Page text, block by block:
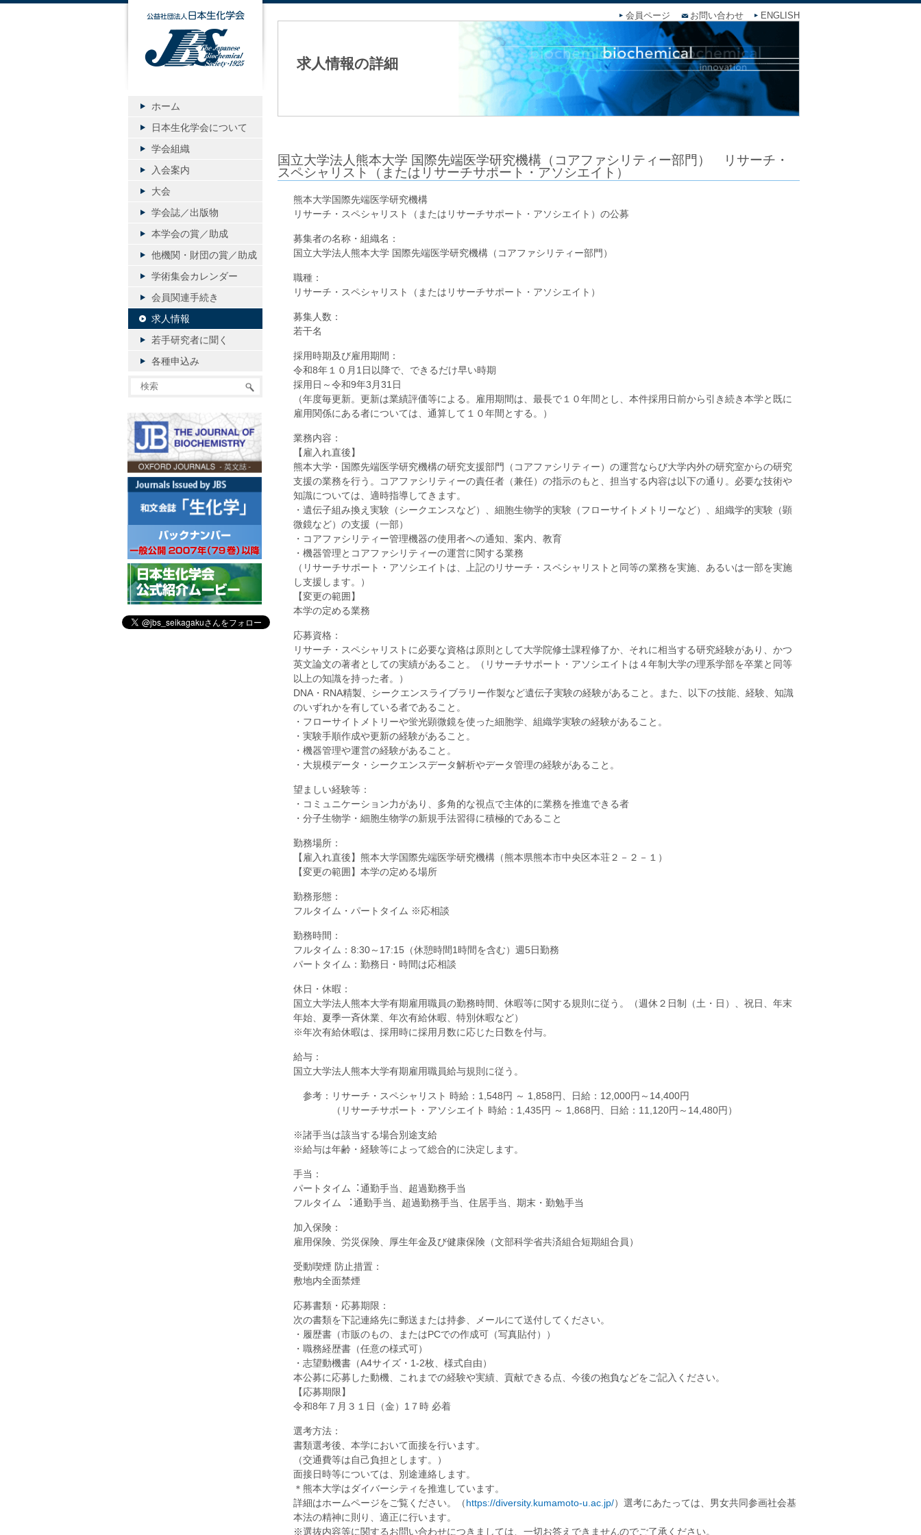
会員ページ お問い合わせ ENGLISH
求人情報の詳細
国立大学法人熊本大学 国際先端医学研究機構（コアファシリティー部門） リサーチ・
スペシャリスト（またはリサーチサポート・アソシエイト）
熊本大学国際先端医学研究機構
リサーチ・スペシャリスト（またはリサーチサポート・アソシエイト）の公募
募集者の名称・組織名：
国立大学法人熊本大学 国際先端医学研究機構（コアファシリティー部門）
職種：
リサーチ・スペシャリスト（またはリサーチサポート・アソシエイト）
募集人数：
若干名
採用時期及び雇用期間：
令和8年１０月1日以降で、できるだけ早い時期
採用日～令和9年3月31日
（年度毎更新。更新は業績評価等による。雇用期間は、最長で１０年間とし、本件採用日前から引き続き本学と既に
雇用関係にある者については、通算して１０年間とする。）
業務内容：
【雇入れ直後】
熊本大学・国際先端医学研究機構の研究支援部門（コアファシリティー）の運営ならび大学内外の研究室からの研究
支援の業務を行う。コアファシリティーの責任者（兼任）の指示のもと、担当する内容は以下の通り。必要な技術や
知識については、適時指導してきます。
・遺伝子組み換え実験（シークエンスなど）、細胞生物学的実験（フローサイトメトリーなど）、組織学的実験（顕
微鏡など）の支援（一部）
・コアファシリティー管理機器の使用者への通知、案内、教育
・機器管理とコアファシリティーの運営に関する業務
（リサーチサポート・アソシエイトは、上記のリサーチ・スペシャリストと同等の業務を実施、あるいは一部を実施
し支援します。）
【変更の範囲】
本学の定める業務
応募資格：
リサーチ・スペシャリストに必要な資格は原則として大学院修士課程修了か、それに相当する研究経験があり、かつ
英文論文の著者としての実績があること。（リサーチサポート・アソシエイトは４年制大学の理系学部を卒業と同等
以上の知識を持った者。）
DNA・RNA精製、シークエンスライブラリー作製など遺伝子実験の経験があること。また、以下の技能、経験、知識
のいずれかを有している者であること。
・フローサイトメトリーや蛍光顕微鏡を使った細胞学、組織学実験の経験があること。
・実験手順作成や更新の経験があること。
・機器管理や運営の経験があること。
・大規模データ・シークエンスデータ解析やデータ管理の経験があること。
望ましい経験等：
・コミュニケーション力があり、多角的な視点で主体的に業務を推進できる者
・分子生物学・細胞生物学の新規手法習得に積極的であること
勤務場所：
【雇入れ直後】熊本大学国際先端医学研究機構（熊本県熊本市中央区本荘２－２－１）
【変更の範囲】本学の定める場所
勤務形態：
フルタイム・パートタイム ※応相談
勤務時間：
フルタイム：8:30～17:15（休憩時間1時間を含む）週5日勤務
パートタイム：勤務日・時間は応相談
休日・休暇：
国立大学法人熊本大学有期雇用職員の勤務時間、休暇等に関する規則に従う。（週休２日制（土・日）、祝日、年末
年始、夏季一斉休業、年次有給休暇、特別休暇など）
※年次有給休暇は、採用時に採用月数に応じた日数を付与。
給与：
国立大学法人熊本大学有期雇用職員給与規則に従う。
参考：リサーチ・スペシャリスト 時給：1,548円 ～ 1,858円、日給：12,000円～14,400円
（リサーチサポート・アソシエイト 時給：1,435円 ～ 1,868円、日給：11,120円～14,480円）
※諸手当は該当する場合別途支給
※給与は年齢・経験等によって総合的に決定します。
手当：
パートタイム︓通勤手当、超過勤務手当
フルタイム ︓通勤手当、超過勤務手当、住居手当、期末・勤勉手当
加入保険：
雇用保険、労災保険、厚生年金及び健康保険（文部科学省共済組合短期組合員）
受動喫煙 防止措置：
敷地内全面禁煙
応募書類・応募期限：
次の書類を下記連絡先に郵送または持参、メールにて送付してください。
・履歴書（市販のもの、またはPCでの作成可（写真貼付））
・職務経歴書（任意の様式可）
・志望動機書（A4サイズ・1-2枚、様式自由）
本公募に応募した動機、これまでの経験や実績、貢献できる点、今後の抱負などをご記入ください。
【応募期限】
令和8年７⽉３１⽇（金）1７時 必着
選考方法：
書類選考後、本学において面接を行います。
（交通費等は自己負担とします。）
面接日時等については、別途連絡します。
＊熊本大学はダイバーシティを推進しています。
詳細はホームページをご覧ください。（https://diversity.kumamoto-u.ac.jp/）選考にあたっては、男女共同参画社会基
本法の精神に則り、適正に行います。
※選抜内容等に関するお問い合わせにつきましては、一切お答えできませんのでご了承ください。
公益社団法人日本生化学会
ホーム
日本生化学会について
学会組織
入会案内
大会
学会誌／出版物
本学会の賞／助成
他機関・財団の賞／助成
学術集会カレンダー
会員関連手続き
求人情報
若手研究者に聞く
各種申込み